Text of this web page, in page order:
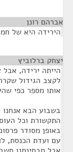
אברהם רונן
הירידה היא של
יצחק ברלוביץ
הייתה ירידה,
לקצב הגידול
אותו מספר כפי
בשבוע הבא אנחנו
התקשורת וכל
באופן מסודר
עם ועדת הכנסת,